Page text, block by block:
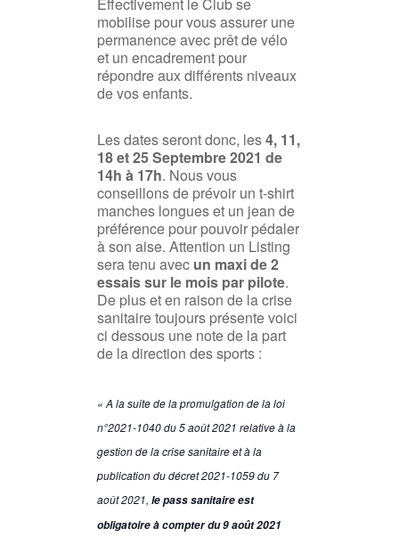
Effectivement le Club se
mobilise pour vous assurer une
permanence avec prêt de vélo
et un encadrement pour
répondre aux différents niveaux
de vos enfants.
Les dates seront donc, les4, 11,
18 et 25 Septembre 2021 de
14h à 17h. Nous vous
conseillons de prévoir un t-shirt
manches longues et un jean de
préférence pour pouvoir pédaler
à son aise. Attention un Listing
sera tenu avec un maxi de 2
essais sur le mois par pilote.
De plus et en raison de la crise
sanitaire toujours présente voici
ci dessous une note de la part
de la direction des sports :
« A la suite de la promulgation de la loi
n°2021-1040 du 5 août 2021 relative à la
gestion de la crise sanitaire et à la
publication du décret 2021-1059 du 7
août 2021,le pass sanitaire est
obligatoire à compter du 9 août 2021